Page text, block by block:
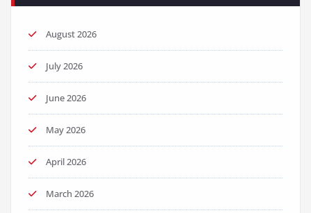
August 2026
July 2026
June 2026
May 2026
April 2026
March 2026